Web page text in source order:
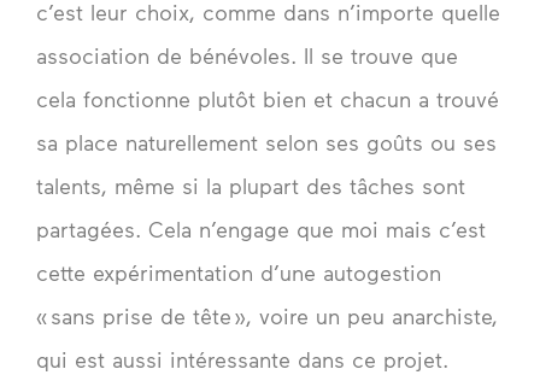
c’est leur choix, comme dans n’importe quelle
association de bénévoles. Il se trouve que
cela fonctionne plutôt bien et chacun a trouvé
sa place naturellement selon ses goûts ou ses
talents, même si la plupart des tâches sont
partagées. Cela n’engage que moi mais c’est
cette expérimentation d’une autogestion
« sans prise de tête », voire un peu anarchiste,
qui est aussi intéressante dans ce projet.